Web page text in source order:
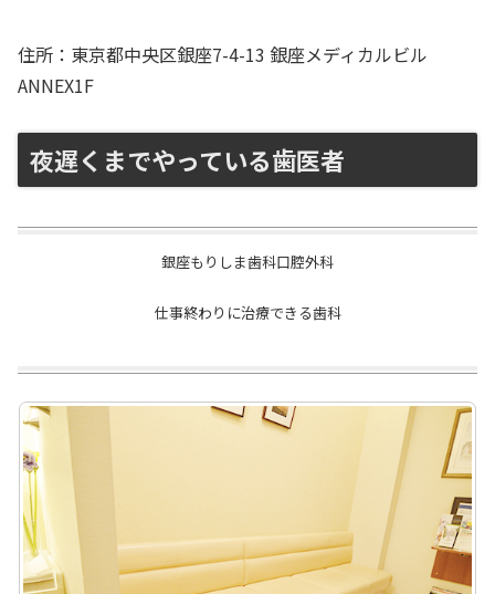
住所：東京都中央区銀座7-4-13 銀座メディカルビル
ANNEX1F
夜遅くまでやっている歯医者
銀座もりしま歯科口腔外科
仕事終わりに治療できる歯科